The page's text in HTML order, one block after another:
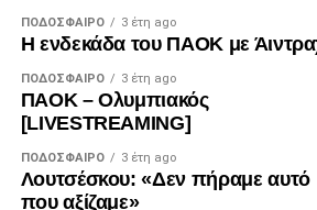
ΠΟΔΌΣΦΑΙΡΟ 3 έτη ago
Η ενδεκάδα του ΠΑΟΚ με
ΠΟΔΌΣΦΑΙΡΟ 3 έτη ago
ΠΑΟΚ – Ολυμπιακός
[LIVESTREAMING]
ΠΟΔΌΣΦΑΙΡΟ 3 έτη ago
Λουτσέσκου: «Δεν πήραμε αυτό
που αξίζαμε»